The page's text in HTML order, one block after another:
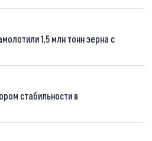
1,5 млн тонн зерна с
стабильности в